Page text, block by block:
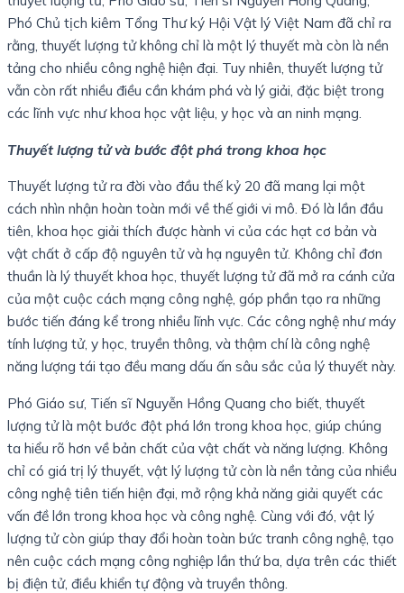
Phó Chủ tịch kiêm Tổng Thư ký Hội Vật lý Việt Nam đã chỉ ra
rằng, thuyết lượng tử không chỉ là một lý thuyết mà còn là nền
tảng cho nhiều công nghệ hiện đại. Tuy nhiên, thuyết lượng tử
vẫn còn rất nhiều điều cần khám phá và lý giải, đặc biệt trong
các lĩnh vực như khoa học vật liệu, y học và an ninh mạng.
Thuyết lượng tử và bước đột phá trong khoa học
Thuyết lượng tử ra đời vào đầu thế kỷ 20 đã mang lại một
cách nhìn nhận hoàn toàn mới về thế giới vi mô. Đó là lần đầu
tiên, khoa học giải thích được hành vi của các hạt cơ bản và
vật chất ở cấp độ nguyên tử và hạ nguyên tử. Không chỉ đơn
thuần là lý thuyết khoa học, thuyết lượng tử đã mở ra cánh cửa
của một cuộc cách mạng công nghệ, góp phần tạo ra những
bước tiến đáng kể trong nhiều lĩnh vực. Các công nghệ như máy
tính lượng tử, y học, truyền thông, và thậm chí là công nghệ
năng lượng tái tạo đều mang dấu ấn sâu sắc của lý thuyết này.
Phó Giáo sư, Tiến sĩ Nguyễn Hồng Quang cho biết, thuyết
lượng tử là một bước đột phá lớn trong khoa học, giúp chúng
ta hiểu rõ hơn về bản chất của vật chất và năng lượng. Không
chỉ có giá trị lý thuyết, vật lý lượng tử còn là nền tảng của nhiều
công nghệ tiên tiến hiện đại, mở rộng khả năng giải quyết các
vấn đề lớn trong khoa học và công nghệ. Cùng với đó, vật lý
lượng tử còn giúp thay đổi hoàn toàn bức tranh công nghệ, tạo
nên cuộc cách mạng công nghiệp lần thứ ba, dựa trên các thiết
bị điện tử, điều khiển tự động và truyền thông.